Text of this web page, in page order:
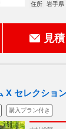
住所
岩手県
見
X セレクショ
購入プラン付き